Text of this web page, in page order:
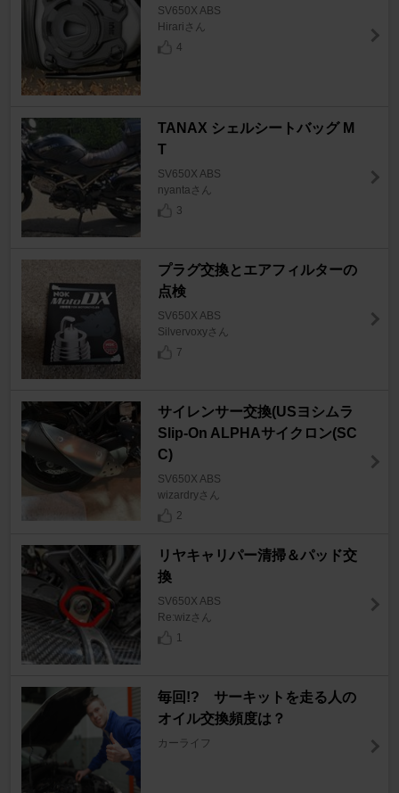
SV650X ABS
Hirariさん
4
TANAX シェルシートバッグ M
T
SV650X ABS
nyantaさん
3
プラグ交換とエアフィルターの
点検
SV650X ABS
Silvervoxyさん
7
サイレンサー交換(USヨシムラ
Slip-On ALPHAサイクロン(SC
C)
SV650X ABS
wizardryさん
2
リヤキャリパー清掃＆パッド交
換
SV650X ABS
Re:wizさん
1
毎回!? サーキットを走る人の
オイル交換頻度は？
カーライフ